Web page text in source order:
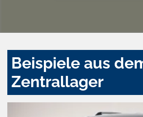
Beispiele aus
Zentrallager